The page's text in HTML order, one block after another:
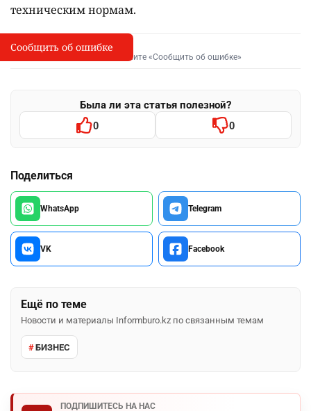
техническим нормам.
I
Сообщить об опечатке
Выделите фрагмент и нажмите «Сообщить об ошибке»
Была ли эта статья полезной?
0 0
Поделиться
WhatsApp Telegram
VK Facebook
Ещё по теме
Новости и материалы Informburo.kz по связанным темам
БИЗНЕС
ПОДПИШИТЕСЬ НА НАС
Сообщить об ошибке